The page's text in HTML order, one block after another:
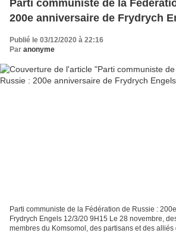
Parti communiste de la
200e anniversaire de Frydrych
Publié le 03/12/2020 à 22:16
Par anonyme
Parti communiste de la Fédération de Russie :
Frydrych Engels 12/3/20 9H15 Le 28 novembre,
membres du Komsomol, des partisans et des alliés